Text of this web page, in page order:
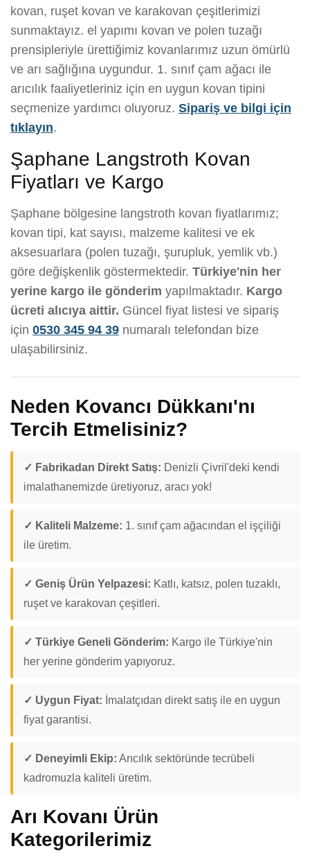
kovan, ruşet kovan ve karakovan çeşitlerimizi
sunmaktayız. el yapımı kovan ve polen tuzağı
prensipleriyle ürettiğimiz kovanlarımız uzun ömürlü
ve arı sağlığına uygundur. 1. sınıf çam ağacı ile
arıcılık faaliyetleriniz için en uygun kovan tipini
seçmenize yardımcı oluyoruz. Sipariş ve bilgi için
tıklayın.
Şaphane Langstroth Kovan
Fiyatları ve Kargo
Şaphane bölgesine langstroth kovan fiyatlarımız;
kovan tipi, kat sayısı, malzeme kalitesi ve ek
aksesuarlara (polen tuzağı, şurupluk, yemlik vb.)
göre değişkenlik göstermektedir. Türkiye'nin her
yerine kargo ile gönderim yapılmaktadır. Kargo
ücreti alıcıya aittir. Güncel fiyat listesi ve sipariş
için 0530 345 94 39 numaralı telefondan bize
ulaşabilirsiniz.
Neden Kovancı Dükkanı'nı
Tercih Etmelisiniz?
✓ Fabrikadan Direkt Satış: Denizli Çivril'deki kendi
imalathanemizde üretiyoruz, aracı yok!
✓ Kaliteli Malzeme: 1. sınıf çam ağacından el işçiliği
ile üretim.
✓ Geniş Ürün Yelpazesi: Katlı, katsız, polen tuzaklı,
ruşet ve karakovan çeşitleri.
✓ Türkiye Geneli Gönderim: Kargo ile Türkiye'nin
her yerine gönderim yapıyoruz.
✓ Uygun Fiyat: İmalatçıdan direkt satış ile en uygun
fiyat garantisi.
✓ Deneyimli Ekip: Arıcılık sektöründe tecrübeli
kadromuzla kaliteli üretim.
Arı Kovanı Ürün
Kategorilerimiz